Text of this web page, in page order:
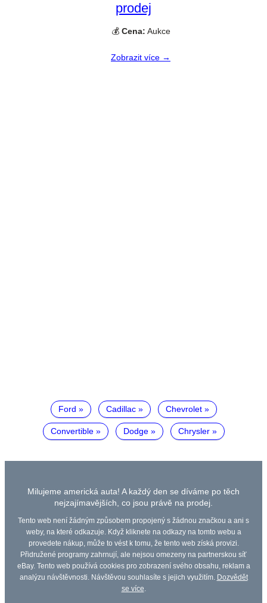
prodej
💰 Cena: Aukce
Zobrazit více →
Ford Cadillac Chevrolet
Convertible Dodge Chrysler
Milujeme americká auta! A každý den se díváme po těch
nejzajímavějších, co jsou právě na prodej.
Tento web není žádným způsobem propojený s žádnou značkou a ani s
weby, na které odkazuje. Když kliknete na odkazy na tomto webu a
provedete nákup, může to vést k tomu, že tento web získá provizi.
Přidružené programy zahrnují, ale nejsou omezeny na partnerskou síť
eBay. Tento web používá cookies pro zobrazení svého obsahu, reklam a
analýzu návštěvnosti. Návštěvou souhlasíte s jejich využitím. Dozvědět
se více